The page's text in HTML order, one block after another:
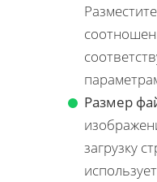
Размер
загрузку